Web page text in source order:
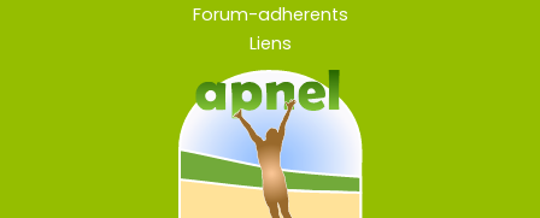
Forum-adherents
Liens